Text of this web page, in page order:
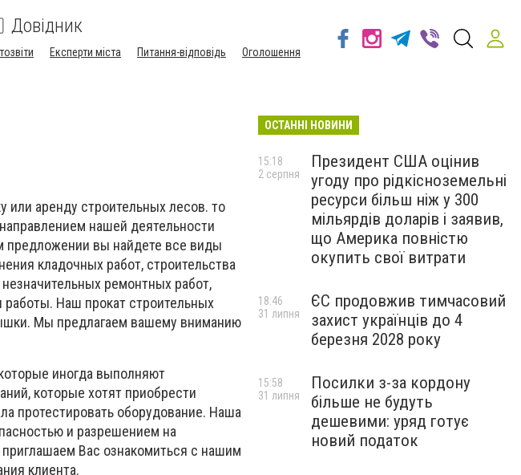
Довідник
Експерти міста Питання-відповідь Оголошення
аренду строительных лесов. то
нашей деятельности
предложении вы найдете все виды
кладочных работ, строительства
ремонтных работ,
работы. Наш прокат строительных
Мы предлагаем вашему вниманию
иногда выполняют
которые хотят приобрести
протестировать оборудование. Наша
и разрешением на
Вас ознакомиться с нашим
клиента.
ОСТАННІ НОВИНИ
Президент США оцінив
угоду про рідкісноземельні
ресурси більш ніж у 300
мільярдів доларів і заявив,
що Америка повністю
окупить свої витрати
15:18
2 серпня
ЄС продовжив тимчасовий
захист українців до 4
березня 2028 року
18:46
31 липня
Посилки з-за кордону
більше не будуть
дешевими: уряд готує
новий податок
15:58
31 липня